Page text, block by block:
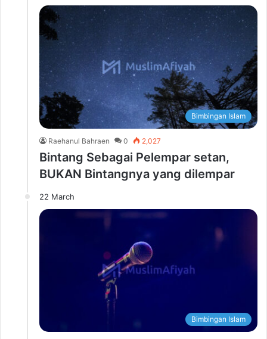
Bimbingan Islam
Raehanul Bahraen 0 2,027
Bintang Sebagai Pelempar setan,
BUKAN Bintangnya yang dilempar
22 March
Bimbingan Islam